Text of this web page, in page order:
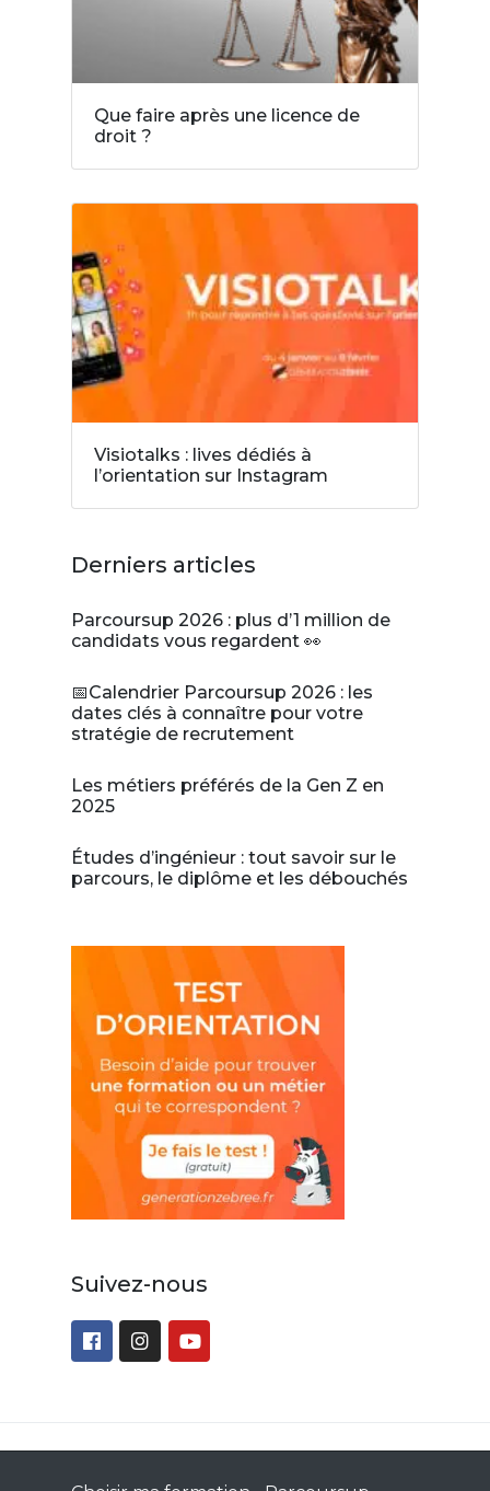
Que faire après une licence de
droit ?
Visiotalks : lives dédiés à
l’orientation sur Instagram
Derniers articles
Parcoursup 2026 : plus d’1 million de
candidats vous regardent 👀
📅Calendrier Parcoursup 2026 : les
dates clés à connaître pour votre
stratégie de recrutement
Les métiers préférés de la Gen Z en
2025
Études d’ingénieur : tout savoir sur le
parcours, le diplôme et les débouchés
Suivez-nous